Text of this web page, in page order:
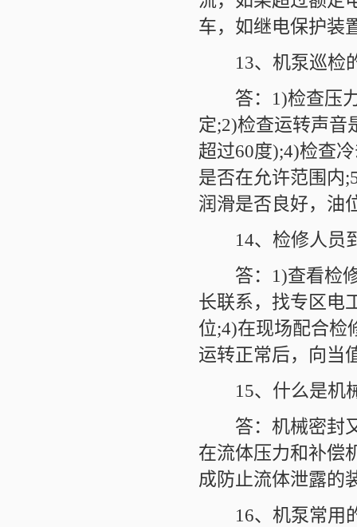
车，如继电保护装
13、机泵巡检
答：1)检查压力
定;2)检查运转声音
超过60度);4)检查
是否在允许范围内
润滑是否良好，油
14、检修人员到
答：1)查看检修
长联系，找专区电
位;4)在现场配合检
运转正常后，向当
15、什么是机
答：机械密封又
在流体压力和补偿
成防止流体泄露的
16、机泵常用